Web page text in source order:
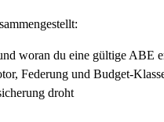
woran du eine gültige ABE
Federung und Budget-
droht